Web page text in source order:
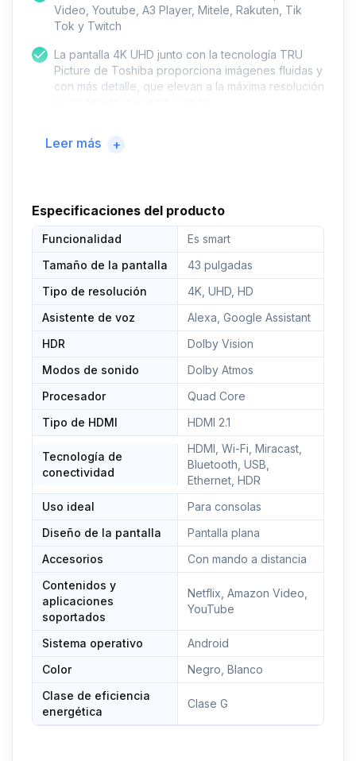
Video, Youtube, A3 Player, Mitele, Rakuten, Tik
Tok y Twitch
La pantalla 4K UHD junto con la tecnología TRU
Picture de Toshiba proporciona imágenes fluidas y
con más detalle, que elevan a la máxima resolución
cromático, oscureciendo más los negros y
series preferidas
La tecnología de sonido Dolby Atmos te
proporcionará un sonido de gran claridad, riqueza
y detalles impresionantes
WIFI, 2 puertos HDMI, 1 puerto HDMI 2.1, 1 puerto
USB, USB grabador
Leer más +
Especificaciones del producto
Funcionalidad
Es smart
Tamaño de la pantalla
43 pulgadas
Tipo de resolución
4K, UHD, HD
Asistente de voz
Alexa, Google Assistant
HDR
Dolby Vision
Modos de sonido
Dolby Atmos
Procesador
Quad Core
Tipo de HDMI
HDMI 2.1
Tecnología de
conectividad
HDMI, Wi-Fi, Miracast,
Bluetooth, USB,
Ethernet, HDR
Uso ideal
Para consolas
Diseño de la pantalla
Pantalla plana
Accesorios
Con mando a distancia
Contenidos y
aplicaciones
soportados
Netflix, Amazon Video,
YouTube
Sistema operativo
Android
Color
Negro, Blanco
Clase de eficiencia
energética
Clase G